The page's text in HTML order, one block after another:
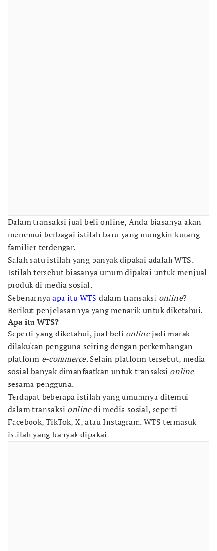
Dalam transaksi jual beli online, Anda biasanya akan
menemui berbagai istilah baru yang mungkin kurang
familier terdengar.
Salah satu istilah yang banyak dipakai adalah WTS.
Istilah tersebut biasanya umum dipakai untuk menjual
produk di media sosial.
Sebenarnyaapa itu WTS dalam transaksi online?
Berikut penjelasannya yang menarik untuk diketahui.
Apa itu WTS?
Seperti yang diketahui, jual beli onlinejadi marak
dilakukan pengguna seiring dengan perkembangan
platform e-commerce.Selain platform tersebut, media
sosial banyak dimanfaatkan untuk transaksi online
sesama pengguna.
Terdapat beberapa istilah yang umumnya ditemui
dalam transaksi onlinedi media sosial, seperti
Facebook, TikTok, X, atau Instagram. WTS termasuk
istilah yang banyak dipakai.